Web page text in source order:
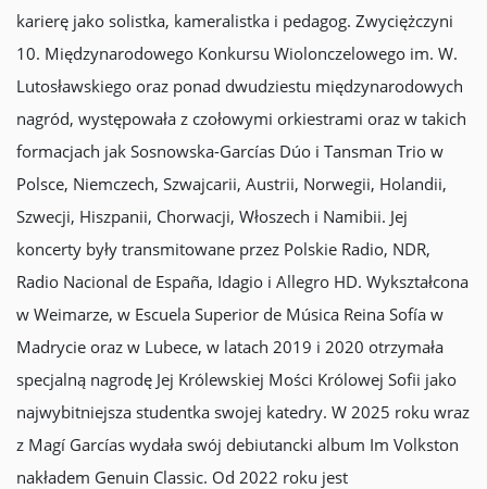
karierę jako solistka, kameralistka i pedagog. Zwyciężczyni
10. Międzynarodowego Konkursu Wiolonczelowego im. W.
Lutosławskiego oraz ponad dwudziestu międzynarodowych
nagród, występowała z czołowymi orkiestrami oraz w takich
formacjach jak Sosnowska-Garcías Dúo i Tansman Trio w
Polsce, Niemczech, Szwajcarii, Austrii, Norwegii, Holandii,
Szwecji, Hiszpanii, Chorwacji, Włoszech i Namibii. Jej
koncerty były transmitowane przez Polskie Radio, NDR,
Radio Nacional de España, Idagio i Allegro HD. Wykształcona
w Weimarze, w Escuela Superior de Música Reina Sofía w
Madrycie oraz w Lubece, w latach 2019 i 2020 otrzymała
specjalną nagrodę Jej Królewskiej Mości Królowej Sofii jako
najwybitniejsza studentka swojej katedry. W 2025 roku wraz
z Magí Garcías wydała swój debiutancki album Im Volkston
nakładem Genuin Classic. Od 2022 roku jest